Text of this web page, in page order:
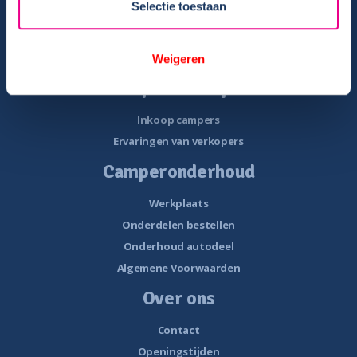
Selectie toestaan
Weigeren
Verhuurbemiddeling
Eigenaren
Camper verkopen
Inkoop campers
Ervaringen van verkopers
Camperonderhoud
Werkplaats
Onderdelen bestellen
Onderhoud autodeel
Algemene Voorwaarden
Over ons
Contact
Openingstijden